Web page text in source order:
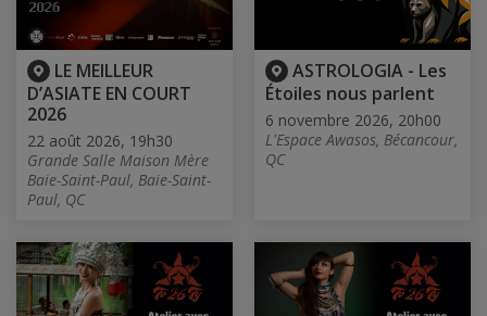
LE MEILLEUR
D’ASIATE EN COURT
2026
22 août 2026, 19h30
Grande Salle Maison Mère
Baie-Saint-Paul, Baie-Saint-
Paul, QC
ASTROLOGIA - Les
Étoiles nous parlent
6 novembre 2026, 20h00
L'Espace Awasos, Bécancour,
QC